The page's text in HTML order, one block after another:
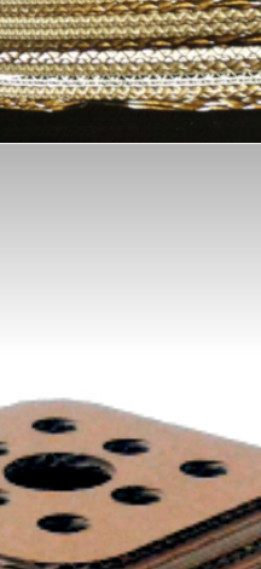
Kartonu